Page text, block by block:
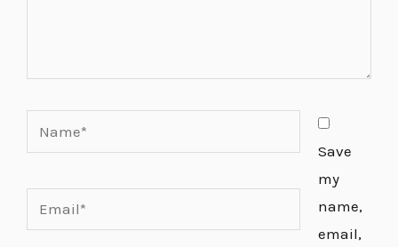
Save
my
name,
email,